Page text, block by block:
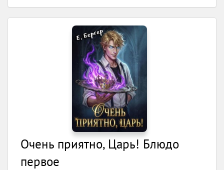
Очень приятно, Царь! Блюдо
первое